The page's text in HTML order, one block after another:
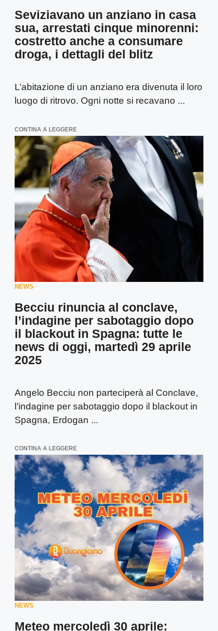
Seviziavano un anziano in casa
sua, arrestati cinque minorenni:
costretto anche a consumare
droga, i dettagli del blitz
L’abitazione di un anziano era divenuta il loro
luogo di ritrovo. Ogni notte si recavano ...
CONTINA A LEGGERE
NEWS
Becciu rinuncia al conclave,
l’indagine per sabotaggio dopo
il blackout in Spagna: tutte le
news di oggi, martedì 29 aprile
2025
Angelo Becciu non parteciperà al Conclave,
l’indagine per sabotaggio dopo il blackout in
Spagna, Erdogan ...
CONTINA A LEGGERE
NEWS
Meteo mercoledì 30 aprile: